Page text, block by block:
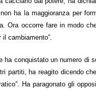
non ha la maggioranza per
Ora occorre fare in modo
il cambiamento”.
ha conquistato un numero di
partiti, ha reagito dicendo
Ha paragonato gli